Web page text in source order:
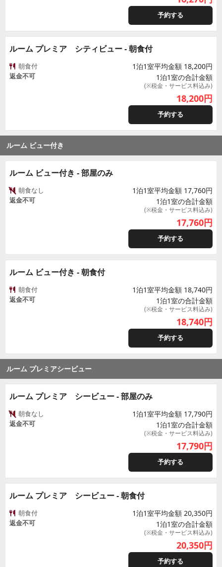
予約する
ルーム プレミア シティビュー - 朝食付
朝食付
返金不可
1泊1室平均金額 18,200円
1泊1室の合計金額
(※税金・サービス料込み)
18,200円
予約する
ルーム ビュー付き
ルーム ビュー付き - 部屋のみ
朝食なし
返金不可
1泊1室平均金額 17,760円
1泊1室の合計金額
(※税金・サービス料込み)
17,760円
予約する
ルーム ビュー付き - 朝食付
朝食付
返金不可
1泊1室平均金額 18,740円
1泊1室の合計金額
(※税金・サービス料込み)
18,740円
予約する
ルーム プレミアシービュー
ルーム プレミア シービュー - 部屋のみ
朝食なし
返金不可
1泊1室平均金額 17,790円
1泊1室の合計金額
(※税金・サービス料込み)
17,790円
予約する
ルーム プレミア シービュー - 朝食付
朝食付
返金不可
1泊1室平均金額 20,350円
1泊1室の合計金額
(※税金・サービス料込み)
20,350円
予約する